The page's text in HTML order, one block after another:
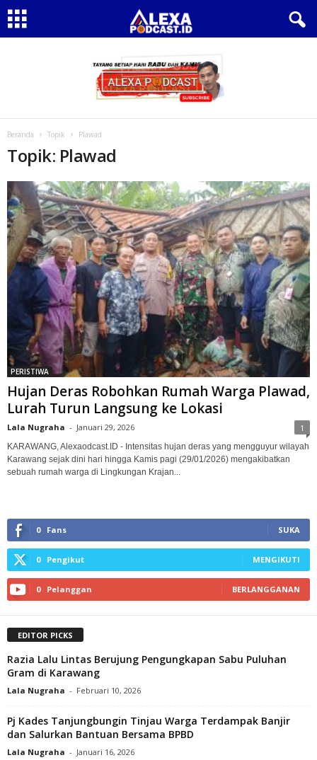
Beranda Topik Plawad
Topik: Plawad
PERISTIWA
Hujan Deras Robohkan Rumah Warga Plawad,
Lurah Turun Langsung ke Lokasi‎
Lala Nugraha - Januari 29, 2026 1
KARAWANG, Alexaodcast.ID - Intensitas hujan deras yang mengguyur wilayah
Karawang sejak dini hari hingga Kamis pagi (29/01/2026) mengakibatkan
sebuah rumah warga di Lingkungan Krajan...
0 Fans SUKA
0 Pengikut MENGIKUTI
0 Pelanggan BERLANGGANAN
EDITOR PICKS
Razia Lalu Lintas Berujung Pengungkapan Sabu Puluhan
Gram di Karawang
Lala Nugraha - Februari 10, 2026
Pj Kades Tanjungbungin Tinjau Warga Terdampak Banjir
dan Salurkan Bantuan Bersama BPBD
Lala Nugraha - Januari 16, 2026